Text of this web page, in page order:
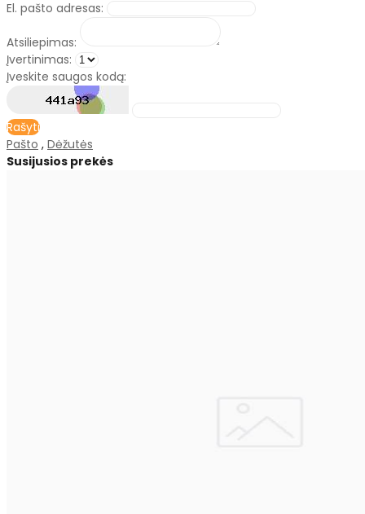
El. pašto adresas:
Atsiliepimas:
Įvertinimas:
Įveskite saugos kodą:
Rašyti
Pašto , Dėžutės
Susijusios prekės